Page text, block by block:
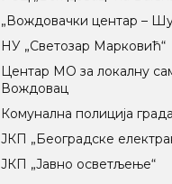
„Вождовачки центар –
НУ „Светозар Марковић“
Центар МO за локалну
Вождовац
Комунална полиција
ЈКП „Београдске
ЈКП „Јавно осветљење“